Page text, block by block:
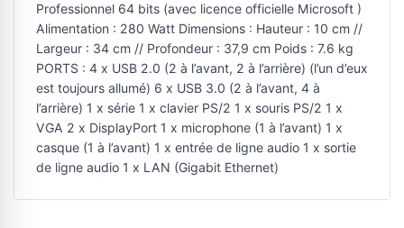
Professionnel 64 bits (avec licence officielle Microsoft )
Alimentation : 280 Watt Dimensions : Hauteur : 10 cm //
Largeur : 34 cm // Profondeur : 37,9 cm Poids : 7.6 kg
PORTS : 4 x USB 2.0 (2 à l’avant, 2 à l’arrière) (l’un d’eux
est toujours allumé) 6 x USB 3.0 (2 à l’avant, 4 à
l’arrière) 1 x série 1 x clavier PS/2 1 x souris PS/2 1 x
VGA 2 x DisplayPort 1 x microphone (1 à l’avant) 1 x
casque (1 à l’avant) 1 x entrée de ligne audio 1 x sortie
de ligne audio 1 x LAN (Gigabit Ethernet)